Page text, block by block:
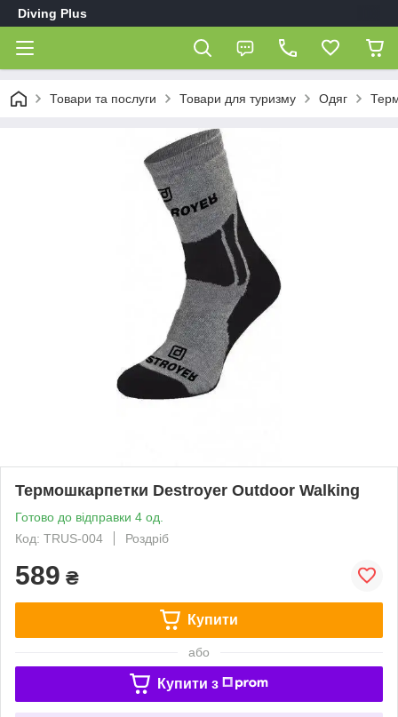
Diving Plus
Товари та послуги Товари для туризму Одяг
Термошкарпетки Destroyer Outdoor Walking
Готово до відправки 4 од.
Код: TRUS-004
Роздріб
589 ₴
Купити
або
Купити з